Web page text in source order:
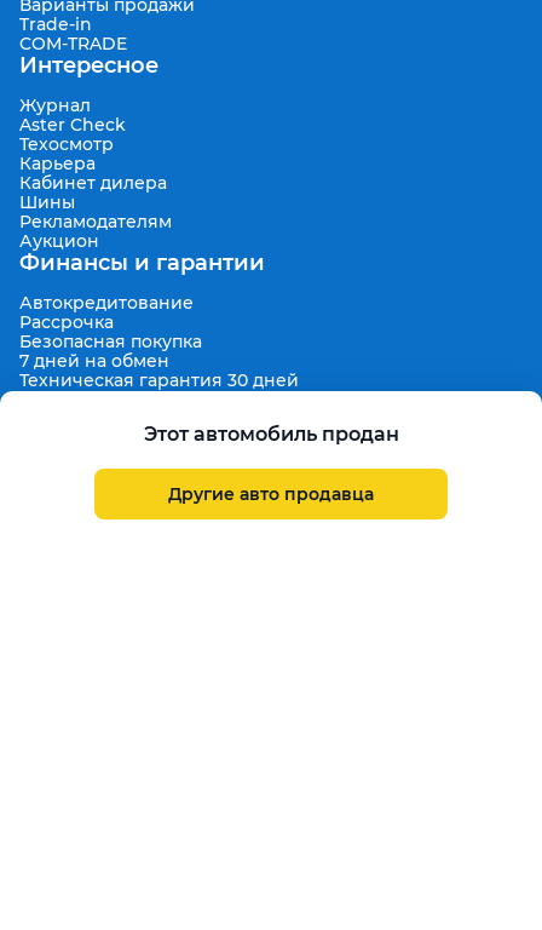
Этот автомобиль продан
Другие авто продавца
Варианты продажи
Trade-in
COM-TRADE
Интересное
Журнал
Aster Check
Техосмотр
Карьера
Кабинет дилера
Шины
Рекламодателям
Аукцион
Финансы и гарантии
Автокредитование
Рассрочка
Безопасная покупка
7 дней на обмен
Техническая гарантия 30 дней
Гарантированная цена выкупа
Правила размещения объявлений
Пользовательское соглашение